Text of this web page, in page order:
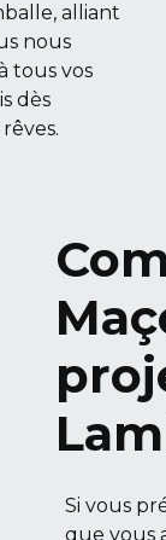
alliant
nous
tous vos
dès
Si vous
que vous